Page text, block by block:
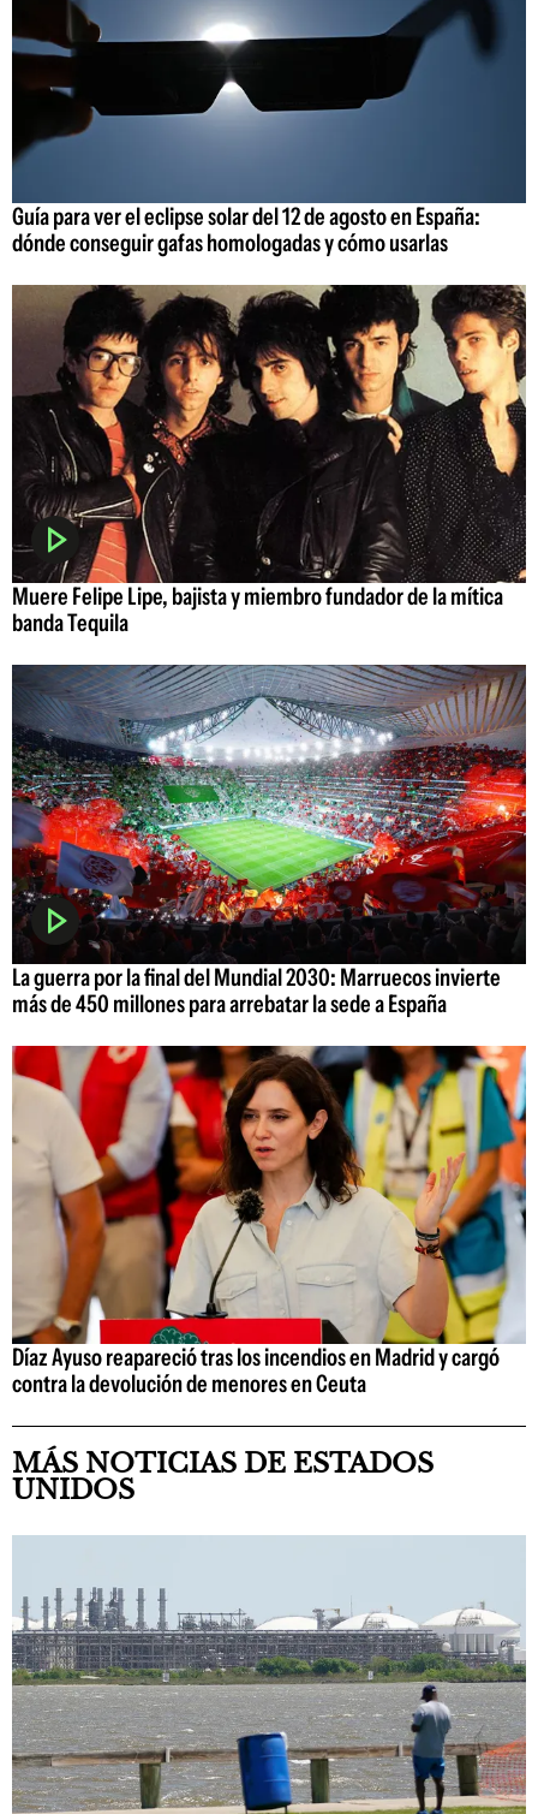
Guía para ver el eclipse solar del 12 de agosto en España:
dónde conseguir gafas homologadas y cómo usarlas
Muere Felipe Lipe, bajista y miembro fundador de la mítica
banda Tequila
La guerra por la final del Mundial 2030: Marruecos invierte
más de 450 millones para arrebatar la sede a España
Díaz Ayuso reapareció tras los incendios en Madrid y cargó
contra la devolución de menores en Ceuta
MÁS NOTICIAS DE ESTADOS
UNIDOS